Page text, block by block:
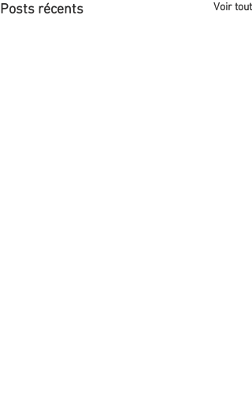
Posts récents Voir tout